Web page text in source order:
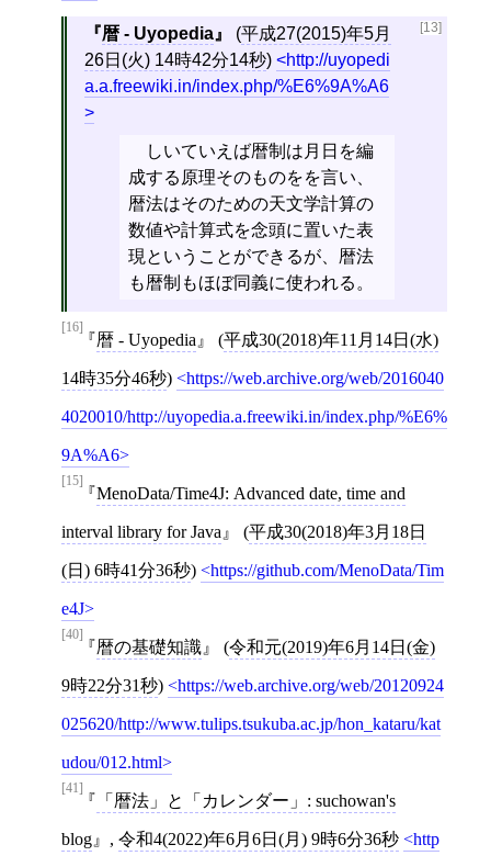
[13]
暦 - Uyopedia (平成27(2015)年5月
26日(火) 14時42分14秒)
http://uyopedi
a.a.freewiki.in/index.php/%E6%9A%A6
しいていえば暦制は月日を編
成する原理そのものをを言い、
暦法はそのための天文学計算の
数値や計算式を念頭に置いた表
現ということができるが、暦法
も暦制もほぼ同義に使われる。
[16]
暦 - Uyopedia (平成30(2018)年11月14日(水)
14時35分46秒) https://web.archive.org/web/2016040
4020010/http://uyopedia.a.freewiki.in/index.php/%E6%
9A%A6
[15]
MenoData/Time4J: Advanced date, time and
interval library for Java (平成30(2018)年3月18日
(日) 6時41分36秒) https://github.com/MenoData/Tim
e4J
[40]
暦の基礎知識 (令和元(2019)年6月14日(金)
9時22分31秒) https://web.archive.org/web/20120924
025620/http://www.tulips.tsukuba.ac.jp/hon_kataru/kat
udou/012.html
[41]
「暦法」と「カレンダー」: suchowan's
blog , 令和4(2022)年6月6日(月) 9時6分36秒 http